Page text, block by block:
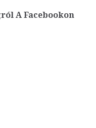
A Facebookon